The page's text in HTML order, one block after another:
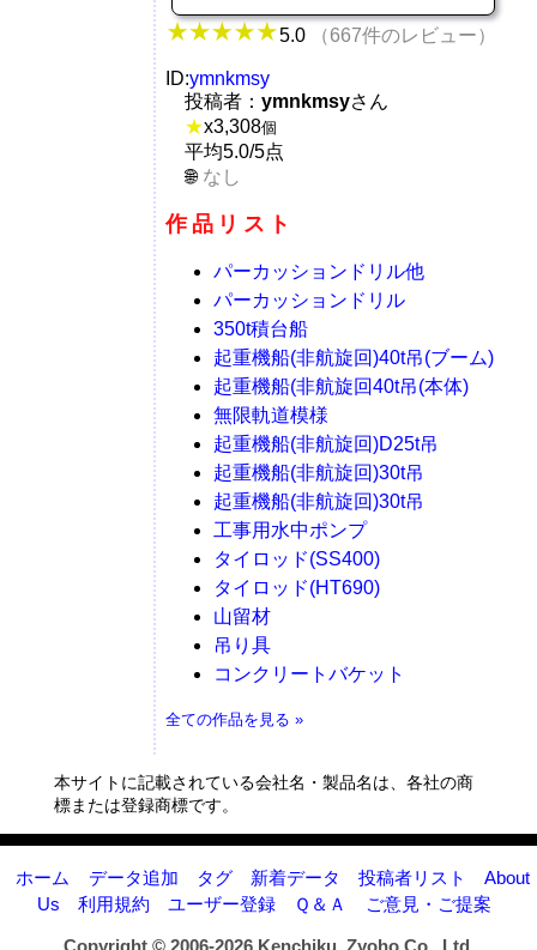
5.0 （667件のレビュー）
ID:ymnkmsy
投稿者： ymnkmsyさん
★x3,308個
平均5.0/5点
なし
作品リスト
パーカッションドリル他
パーカッションドリル
350t積台船
起重機船(非航旋回)40t吊(ブーム)
起重機船(非航旋回40t吊(本体)
無限軌道模様
起重機船(非航旋回)D25t吊
起重機船(非航旋回)30t吊
起重機船(非航旋回)30t吊
工事用水中ポンプ
タイロッド(SS400)
タイロッド(HT690)
山留材
吊り具
コンクリートバケット
全ての作品を見る »
本サイトに記載されている会社名・製品名は、各社の商
標または登録商標です。
ホーム データ追加 タグ 新着データ 投稿者リスト
About
Us
利用規約 ユーザー登録 Ｑ＆Ａ ご意見・ご提案
Copyright © 2006-2026 Kenchiku_Zyoho Co., Ltd.